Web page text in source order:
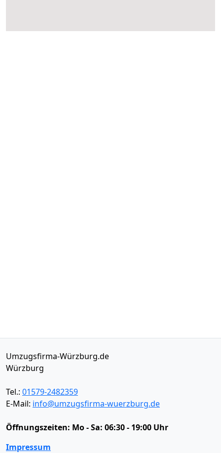
Umzugsfirma-Würzburg.de
Würzburg
Tel.: 01579-2482359
E-Mail: info@umzugsfirma-wuerzburg.de
Öffnungszeiten: Mo - Sa: 06:30 - 19:00 Uhr
Impressum